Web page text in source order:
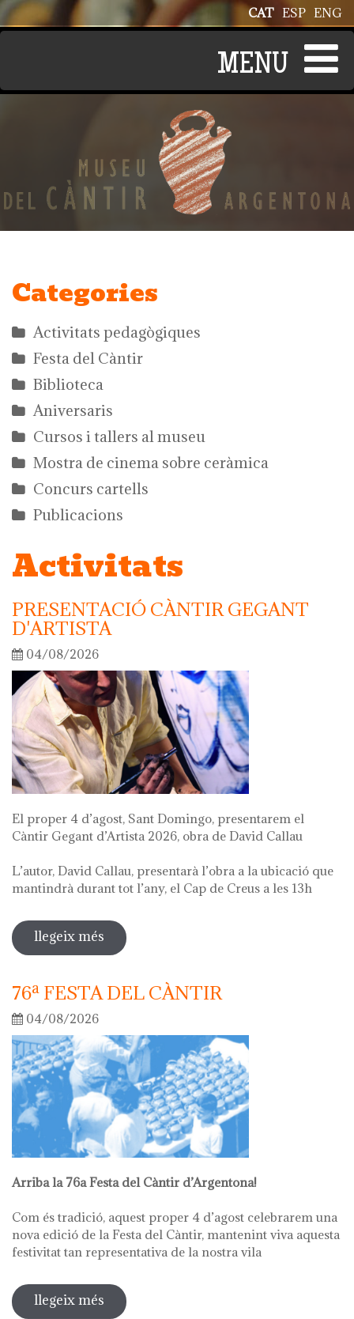
Vés al contingut ENG
ESP
CAT
Categories
Activitats pedagògiques
Festa del Càntir
Biblioteca
Aniversaris
Cursos i tallers al museu
Mostra de cinema sobre ceràmica
Concurs cartells
Publicacions
Activitats
PRESENTACIÓ CÀNTIR GEGANT
D'ARTISTA
04/08/2026
El proper 4 d’agost, Sant Domingo, presentarem el
Càntir Gegant d’Artista 2026, obra de David Callau
L’autor, David Callau, presentarà l’obra a la ubicació que
mantindrà durant tot l’any, el Cap de Creus a les 13h
llegeix més sobre presentació càntir gegant
d'artista
76ª FESTA DEL CÀNTIR
04/08/2026
Arriba la 76a Festa del Càntir d’Argentona!
Com és tradició, aquest proper 4 d’agost celebrarem una
nova edició de la Festa del Càntir, mantenint viva aquesta
festivitat tan representativa de la nostra vila
llegeix més sobre 76ª festa del càntir